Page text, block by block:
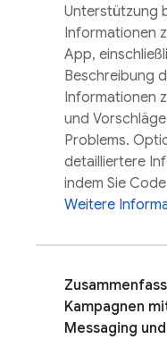
Unterstützung
Informationen
App,
Beschreibung
Informationen
und
Problems.
detailliertere
indem Sie
Weitere
Kampagnen
Messaging und